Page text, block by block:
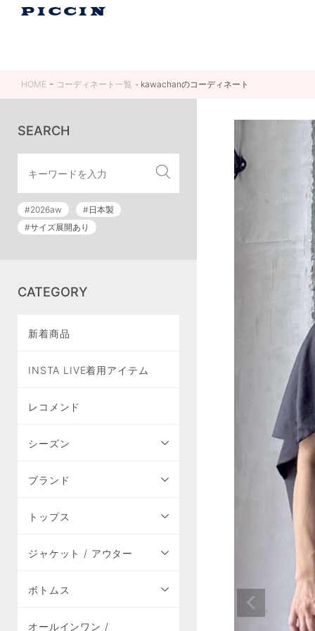
HOME コーディネート一覧 kawachanのコーディネート
SEARCH
#2026aw
#日本製
#サイズ展開あり
CATEGORY
新着商品
INSTA LIVE着用アイテム
レコメンド
シーズン
ブランド
トップス
ジャケット / アウター
ボトムス
オールインワン /